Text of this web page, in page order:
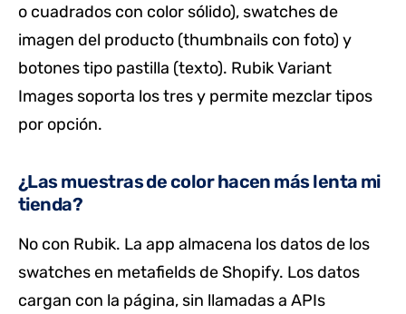
o cuadrados con color sólido), swatches de
imagen del producto (thumbnails con foto) y
botones tipo pastilla (texto). Rubik Variant
Images soporta los tres y permite mezclar tipos
por opción.
¿Las muestras de color hacen más lenta mi
tienda?
No con Rubik. La app almacena los datos de los
swatches en metafields de Shopify. Los datos
cargan con la página, sin llamadas a APIs